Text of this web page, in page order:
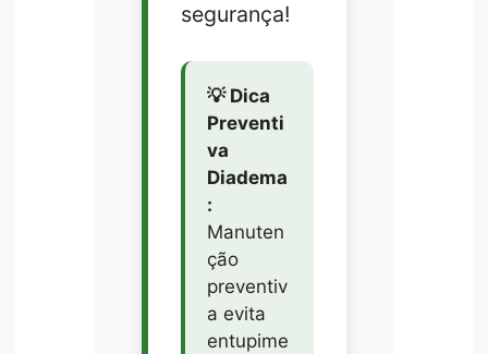
segurança!
💡 Dica
Preventi
va
Diadema
:
Manuten
ção
preventiv
a evita
entupime